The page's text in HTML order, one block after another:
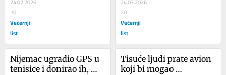
24.07.2026
10
Večernji
list
24.07.2026
20
Večernji
list
Nijemac ugradio GPS u
tenisice i donirao ih,
Tisuće ljudi prate avion
koji bi mogao